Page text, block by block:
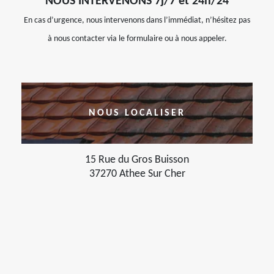
En cas d’urgence, nous intervenons dans l’immédiat, n’hésitez pas
à nous contacter via le formulaire ou à nous appeler.
NOUS LOCALISER
15 Rue du Gros Buisson
37270 Athee Sur Cher